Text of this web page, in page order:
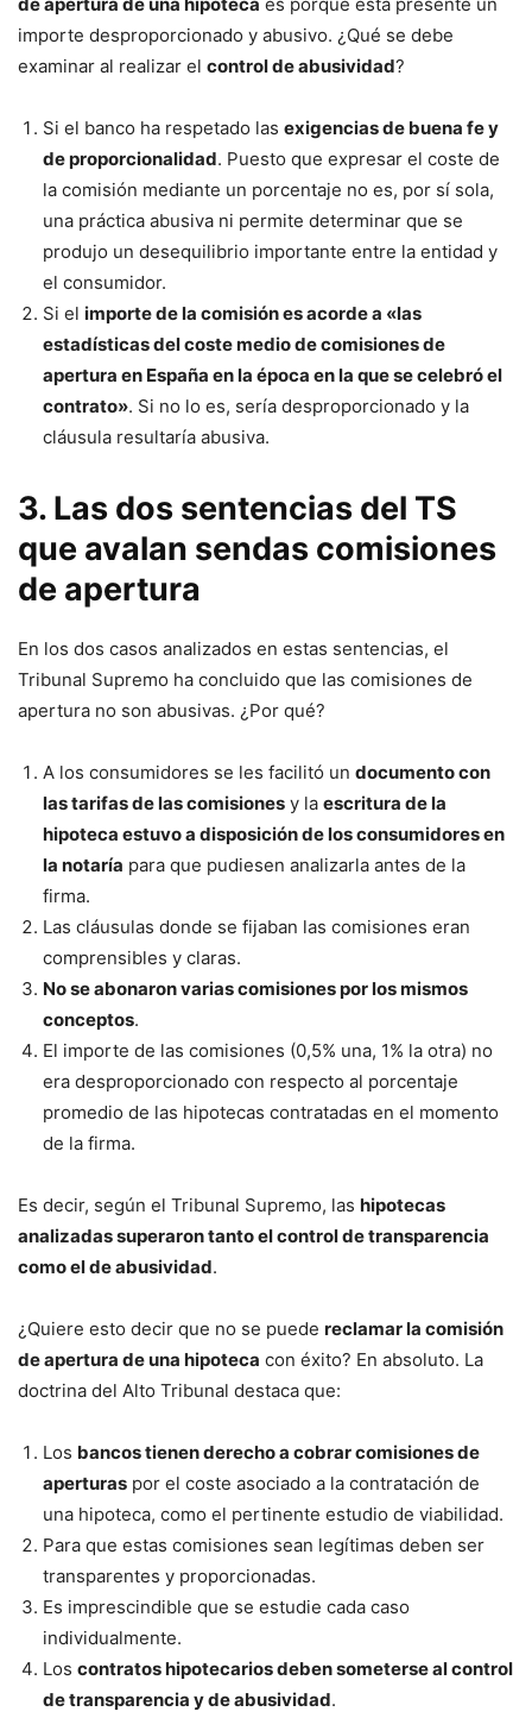
importe desproporcionado y abusivo. ¿Qué se debe
examinar al realizar el control de abusividad?
Si el banco ha respetado las exigencias de buena fe y
de proporcionalidad. Puesto que expresar el coste de
la comisión mediante un porcentaje no es, por sí sola,
una práctica abusiva ni permite determinar que se
produjo un desequilibrio importante entre la entidad y
el consumidor.
Si el importe de la comisión es acorde a «las
estadísticas del coste medio de comisiones de
apertura en España en la época en la que se celebró el
contrato». Si no lo es, sería desproporcionado y la
cláusula resultaría abusiva.
3. Las dos sentencias del TS
que avalan sendas comisiones
de apertura
En los dos casos analizados en estas sentencias, el
Tribunal Supremo ha concluido que las comisiones de
apertura no son abusivas. ¿Por qué?
A los consumidores se les facilitó un documento con
las tarifas de las comisiones y la escritura de la
hipoteca estuvo a disposición de los consumidores en
la notaría para que pudiesen analizarla antes de la
firma.
Las cláusulas donde se fijaban las comisiones eran
comprensibles y claras.
No se abonaron varias comisiones por los mismos
conceptos.
El importe de las comisiones (0,5% una, 1% la otra) no
era desproporcionado con respecto al porcentaje
promedio de las hipotecas contratadas en el momento
de la firma.
Es decir, según el Tribunal Supremo, las hipotecas
analizadas superaron tanto el control de transparencia
como el de abusividad.
¿Quiere esto decir que no se puede reclamar la comisión
de apertura de una hipoteca con éxito? En absoluto. La
doctrina del Alto Tribunal destaca que:
Los bancos tienen derecho a cobrar comisiones de
aperturas por el coste asociado a la contratación de
una hipoteca, como el pertinente estudio de viabilidad.
Para que estas comisiones sean legítimas deben ser
transparentes y proporcionadas.
Es imprescindible que se estudie cada caso
individualmente.
Los contratos hipotecarios deben someterse al control
de transparencia y de abusividad.